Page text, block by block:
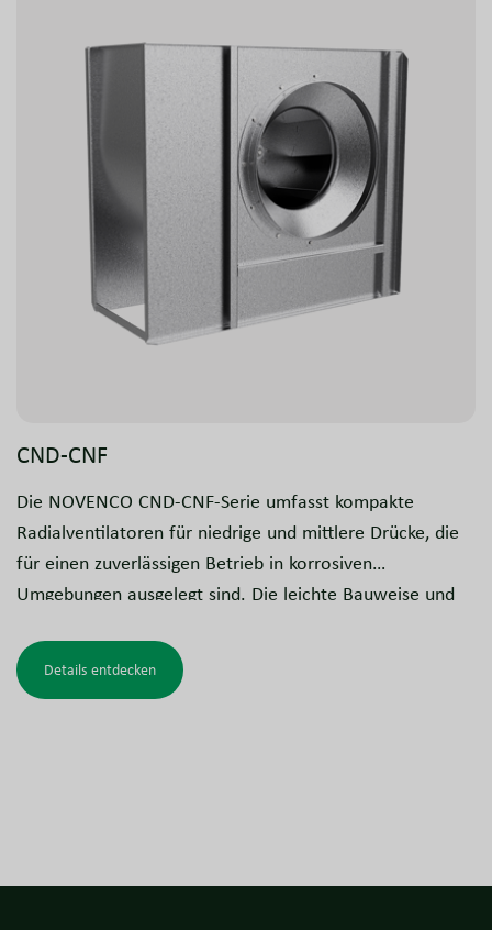
CND-CNF
Die NOVENCO CND-CNF-Serie umfasst kompakte
Radialventilatoren für niedrige und mittlere Drücke, die
für einen zuverlässigen Betrieb in korrosiven
Umgebungen ausgelegt sind. Die leichte Bauweise und
ein breites Anwendungsspektrum geeignet.
Details entdecken